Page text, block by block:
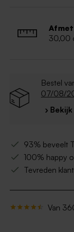
30,00
Bestel
07/08/
›
93% beveelt
100% happy
Tevreden
Van